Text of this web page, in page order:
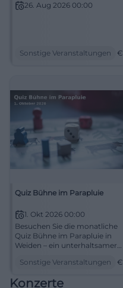
26. Aug 2026 00:00
Sonstige Veranstaltungen €
Quiz Bühne im Parapluie
1. Okt 2026 00:00
Besuchen Sie die monatliche
Quiz Bühne im Parapluie in
Weiden – ein unterhaltsamer
Sonstige Veranstaltungen
€
Konzerte